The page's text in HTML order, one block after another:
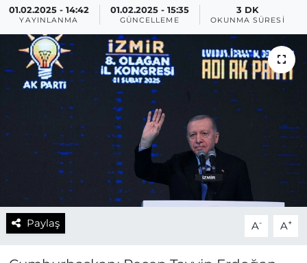
01.02.2025 - 14:42
YAYINLANMA
01.02.2025 - 15:35
GÜNCELLEME
3 DK
OKUNMA SÜRESI
Paylaş A- A+